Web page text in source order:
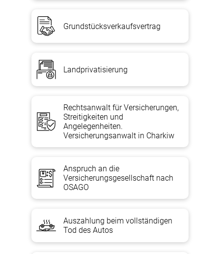
Grundstücksverkaufsvertrag
Landprivatisierung
Rechtsanwalt für Versicherungen,
Streitigkeiten und
Angelegenheiten.
Versicherungsanwalt in Charkiw
Anspruch an die
Versicherungsgesellschaft nach
OSAGO
Auszahlung beim vollständigen
Tod des Autos